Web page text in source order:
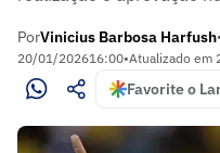
PorVinicius Barbosa Harfush•
20/01/202616:00•Atualizado em
Favorite o